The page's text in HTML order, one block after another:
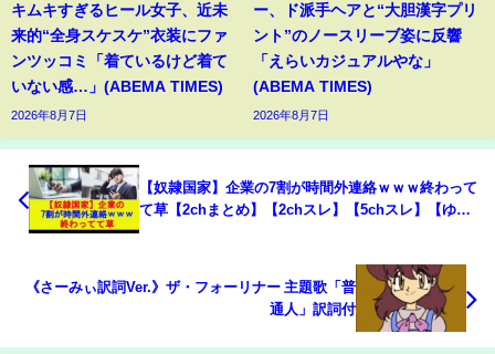
キムキすぎるヒール女子、近未
来的“全身スケスケ”衣装にファ
ンツッコミ「着ているけど着て
いない感…」(ABEMA TIMES)
2026年8月7日
ー、ド派手ヘアと“大胆漢字プリ
ント”のノースリーブ姿に反響
「えらいカジュアルやな」
(ABEMA TIMES)
2026年8月7日
【奴隷国家】企業の7割が時間外連絡ｗｗｗ終わって
て草【2chまとめ】【2chスレ】【5chスレ】【ゆっ
《さーみぃ訳詞Ver.》ザ・フォーリナー 主題歌「普
通人」訳詞付